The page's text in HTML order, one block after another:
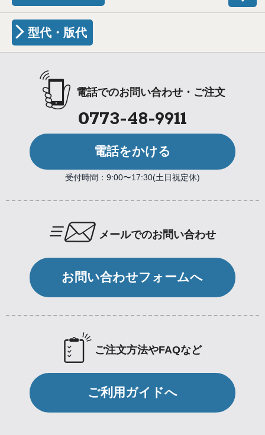
型代・版代
電話でのお問い合わせ・ご注文
0773-48-9911
電話をかける
受付時間：9:00〜17:30(土日祝定休)
メールでのお問い合わせ
お問い合わせフォームへ
ご注文方法やFAQなど
ご利用ガイドへ